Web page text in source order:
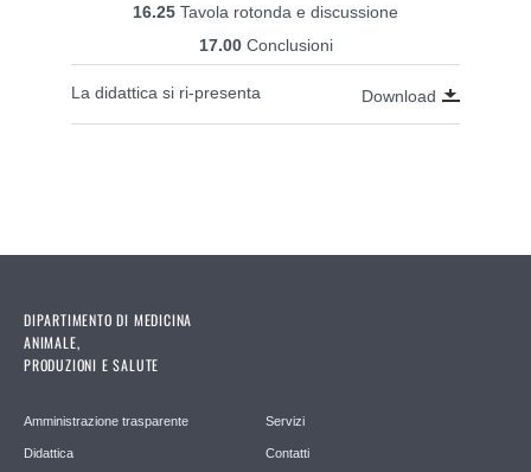
16.25 Tavola rotonda e discussione
17.00Conclusioni
La didattica si ri-presenta Download
DIPARTIMENTO DI MEDICINA
ANIMALE,
PRODUZIONI E SALUTE
Amministrazione trasparente
Didattica
Servizi
Contatti